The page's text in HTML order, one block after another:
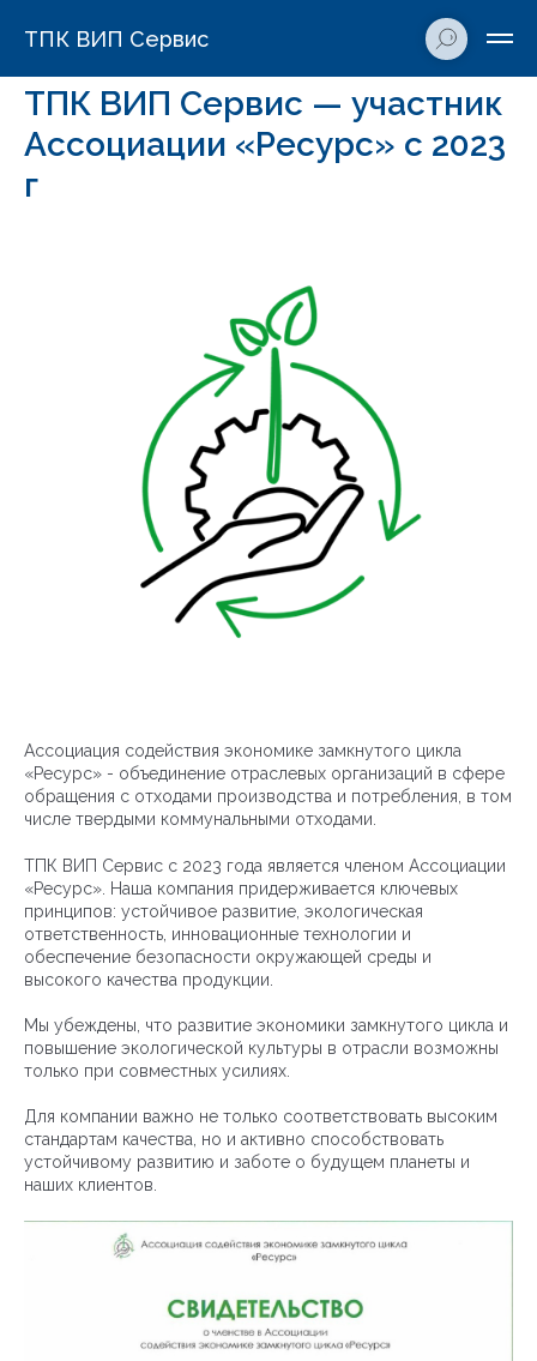
ТПК ВИП Сервис
ТПК ВИП Сервис — участник
Ассоциации «Ресурс» с 2023
г
Ассоциация содействия экономике замкнутого цикла
«Ресурс» - объединение отраслевых организаций в сфере
обращения с отходами производства и потребления, в том
числе твердыми коммунальными отходами.
ТПК ВИП Сервис с 2023 года является членом Ассоциации
«Ресурс». Наша компания придерживается ключевых
принципов: устойчивое развитие, экологическая
ответственность, инновационные технологии и
обеспечение безопасности окружающей среды и
высокого качества продукции.
Мы убеждены, что развитие экономики замкнутого цикла и
повышение экологической культуры в отрасли возможны
только при совместных усилиях.
Для компании важно не только соответствовать высоким
стандартам качества, но и активно способствовать
устойчивому развитию и заботе о будущем планеты и
наших клиентов.